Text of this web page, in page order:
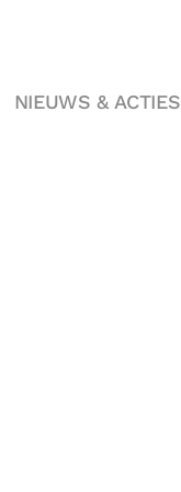
NIEUWS & ACTIES